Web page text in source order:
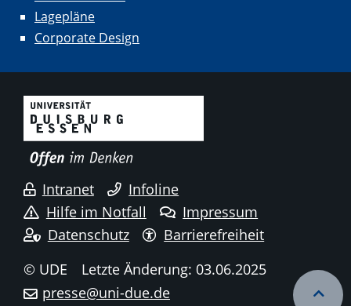
Lagepläne
Corporate Design
Intranet
Infoline
Hilfe im Notfall
Impressum
Datenschutz
Barrierefreiheit
© UDE
Letzte Änderung: 03.06.2025
presse@uni-due.de